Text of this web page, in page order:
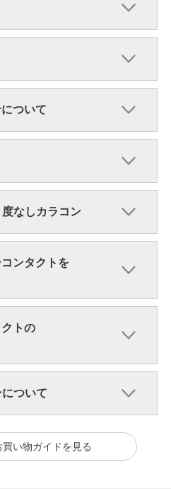
ついて
なしカラコン
ンタクトを
トの
ついて
い物ガイドを見る